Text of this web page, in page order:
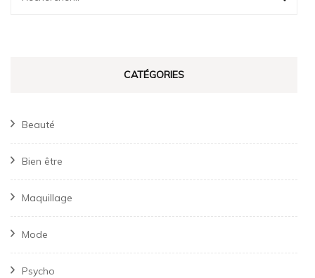
CATÉGORIES
Beauté
Bien être
Maquillage
Mode
Psycho